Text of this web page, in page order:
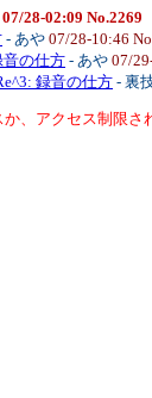
07/28-02:09 No.2269
- あや 07/28-10:46
音の仕方 - あや 07/
録音の仕方- 裏
、アクセス制限